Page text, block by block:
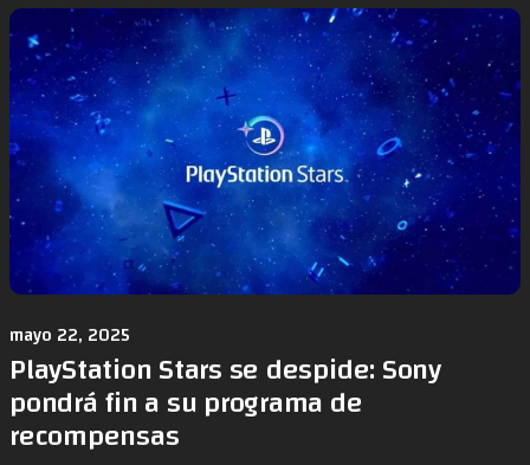
mayo 22, 2025
PlayStation Stars se despide: Sony
pondrá fin a su programa de
recompensas